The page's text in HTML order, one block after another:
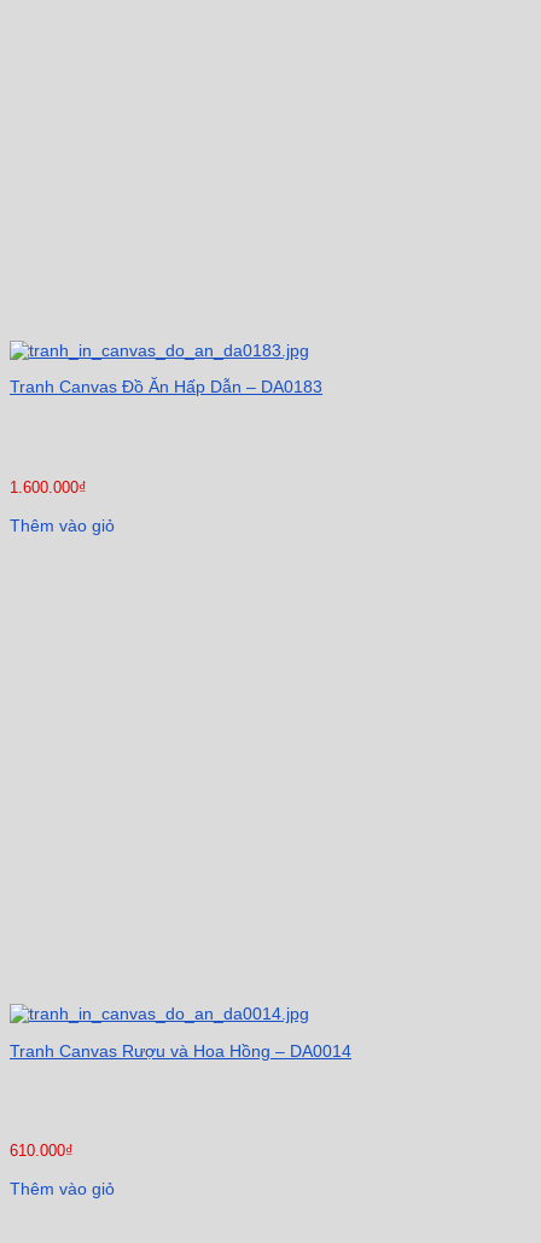
Tranh Canvas Đồ Ăn Hấp Dẫn – DA0183
1.600.000₫
Thêm vào giỏ
Tranh Canvas Rượu và Hoa Hồng – DA0014
610.000₫
Thêm vào giỏ